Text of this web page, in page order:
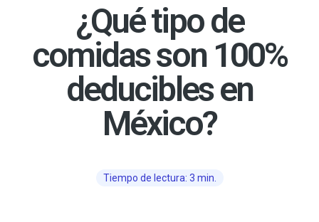
¿Qué tipo de
comidas son 100%
deducibles en
México?
Tiempo de lectura: 3 min.